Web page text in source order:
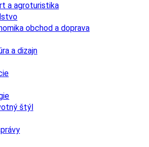
a agroturistika
obchod a doprava
a dizajn
štýl